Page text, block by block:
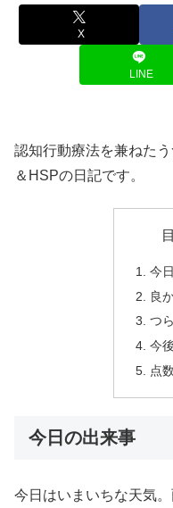
X
LINE
認知行動療法を兼ねた
＆HSPの日記です。
今
良
つ
今
点数
今日の出来事
今日はいまいちな天気